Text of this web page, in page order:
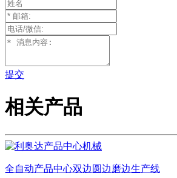
提交
相关产品
全自动产品中心双边圆边磨边生产线